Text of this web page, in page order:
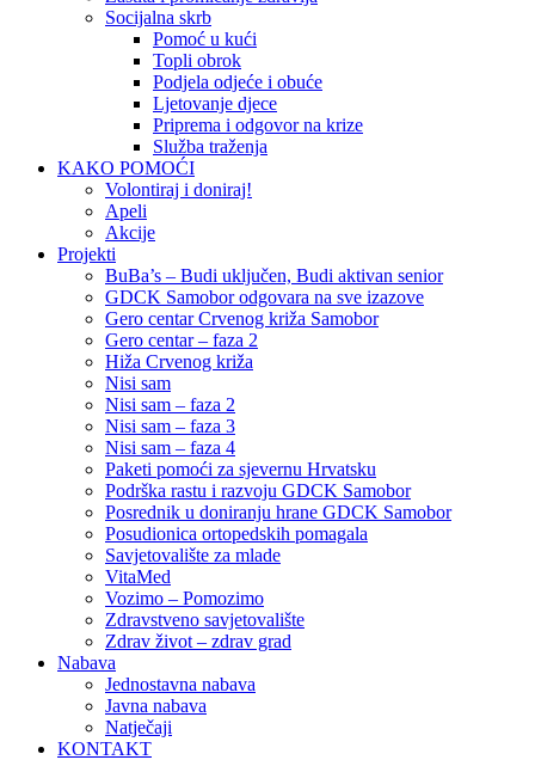
Socijalna skrb
Pomoć u kući
Topli obrok
Podjela odjeće i obuće
Ljetovanje djece
Priprema i odgovor na krize
Služba traženja
KAKO POMOĆI
Volontiraj i doniraj!
Apeli
Akcije
Projekti
BuBa’s – Budi uključen, Budi aktivan senior
GDCK Samobor odgovara na sve izazove
Gero centar Crvenog križa Samobor
Gero centar – faza 2
Hiža Crvenog križa
Nisi sam
Nisi sam – faza 2
Nisi sam – faza 3
Nisi sam – faza 4
Paketi pomoći za sjevernu Hrvatsku
Podrška rastu i razvoju GDCK Samobor
Posrednik u doniranju hrane GDCK Samobor
Posudionica ortopedskih pomagala
Savjetovalište za mlade
VitaMed
Vozimo – Pomozimo
Zdravstveno savjetovalište
Zdrav život – zdrav grad
Nabava
Jednostavna nabava
Javna nabava
Natječaji
KONTAKT